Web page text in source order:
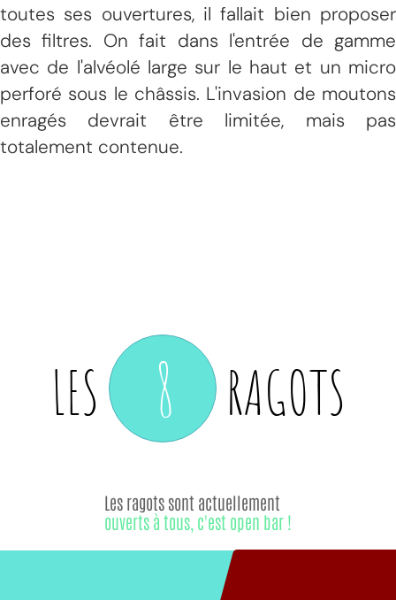
toutes ses ouvertures, il fallait bien proposer
des filtres. On fait dans l'entrée de gamme
avec de l'alvéolé large sur le haut et un micro
perforé sous le châssis. L'invasion de moutons
enragés devrait être limitée, mais pas
totalement contenue.
LES 8 RAGOTS
Les ragots sont actuellement
ouverts à tous, c'est open bar !